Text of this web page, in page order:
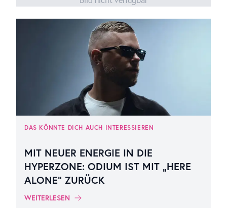
DAS KÖNNTE DICH AUCH INTERESSIEREN
MIT NEUER ENERGIE IN DIE
HYPERZONE: ODIUM IST MIT „HERE
ALONE“ ZURÜCK
WEITERLESEN